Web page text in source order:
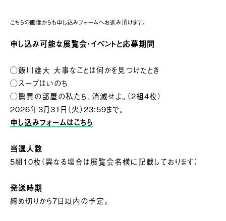
こちらの画像からも申し込みフォームへお進み頂けます。
申し込み可能な展覧会・イベントと応募期間
◯飯川雄大 大事なことは何かを見つけたとき
◯スープはいのち
◯驚異の部屋の私たち、消滅せよ。（2組4枚）
2026年3月31日（火）23:59まで。
申し込みフォームはこちら
当選人数
5組10枚（異なる場合は展覧会名横に記載しております）
発送時期
締め切りから7日以内の予定。